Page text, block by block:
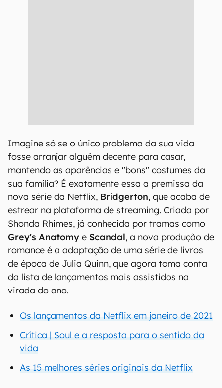
Imagine só se o único problema da sua vida
fosse arranjar alguém decente para casar,
mantendo as aparências e "bons" costumes da
sua família? É exatamente essa a premissa da
nova série da Netflix, Bridgerton, que acaba de
estrear na plataforma de streaming. Criada por
Shonda Rhimes, já conhecida por tramas como
Grey's Anatomy e Scandal, a nova produção de
romance é a adaptação de uma série de livros
de época de Julia Quinn, que agora toma conta
da lista de lançamentos mais assistidos na
virada do ano.
Os lançamentos da Netflix em janeiro de 2021
Crítica | Soul e a resposta para o sentido da
vida
As 15 melhores séries originais da Netflix